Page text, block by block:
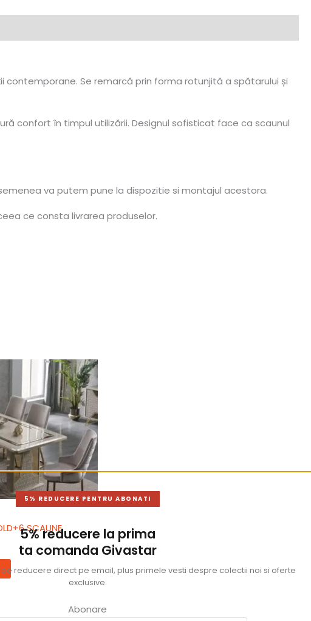
Se remarcă prin forma rotunjită a spătarului și
confort în timpul utilizării. Designul sofisticat face ca scaunul
va putem pune la dispozitie si montajul acestora.
ce consta livrarea produselor.
SCAUNE
5% REDUCERE PENTRU ABONATI
5% reducere la prima
ta comanda Givastar
reducere direct pe email, plus primele vesti despre colectii noi si oferte
exclusive.
Abonare